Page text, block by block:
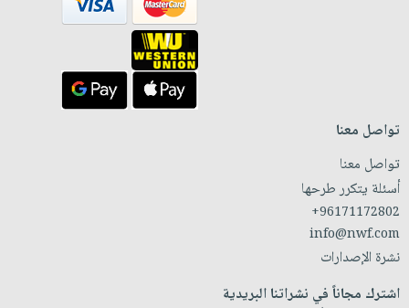
تواصل معنا
تواصل معنا
أسئلة يتكرر طرحها
+96171172802
info@nwf.com
نشرة الإصدارات
اشترك مجاناً في نشراتنا البريدية